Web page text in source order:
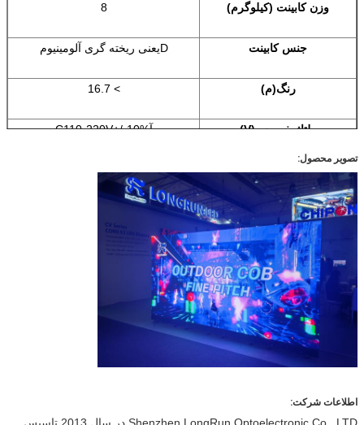
وزن کابینت (کیلوگرم)
8
جنس کابینت Dیعنی ریخته گری آلومینیوم
رنگ(م)
> 16.7
ولتاژ خروجی(V
) آC110-220V+/-10%
سطح اثبات منP65
محیط استفاده
دمای کاری(درجه سانتی گراد)
-20 درجه سانتی گراد
رطوبت ذخیره سازی (RH
)
طول عمر(اچ)
تصویر محصول:
اطلاعات شرکت: